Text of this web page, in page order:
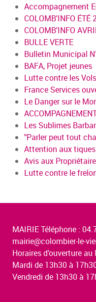
Accompagnement
COLOMB'INFO ÉTÉ
COLOMB'INFO
BULLE VERTE
Bulletin Municipal
BAFA, Projet jeunes
Lutte contre les
France Services
Le Danger sur le
Les Sublimes
"Parler peut tout
Attention aux
Avis aux
Lutte contre le
MAIRIE Téléphone :
mairie@colombier-le-
Horaires d’ouverture
Mardi de 13h30 à
Vendredi de 13h30 à